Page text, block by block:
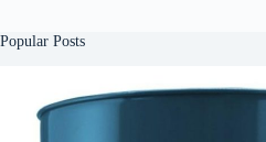
Popular Posts